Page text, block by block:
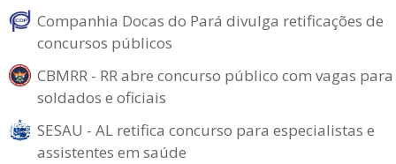
Companhia Docas do Pará divulga retificações de
concursos públicos
CBMRR - RR abre concurso público com vagas para
soldados e oficiais
SESAU - AL retifica concurso para especialistas e
assistentes em saúde